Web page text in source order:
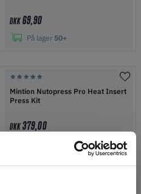
DKK69,90
På lager 50+
Mintion Nutopress Pro Heat Insert
Press Kit
DKK379,00